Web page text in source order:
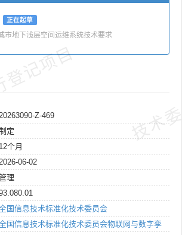
记项目 技
正在起草
市地下浅层空间运维系统技术要求
20263090-Z-469
定
12个月
2026-06-02
理
国信息技术标准化技术委员会
国信息技术标准化技术委员会物联网与数字孪